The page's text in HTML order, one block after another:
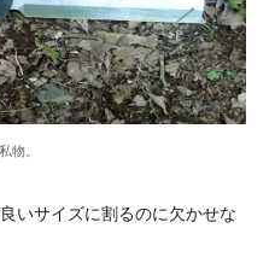
物。
いサイズに割るのに欠かせな